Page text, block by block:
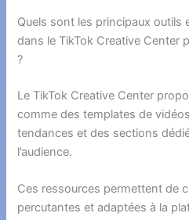
Quels sont les principaux outils
dans le TikTok Creative Center
?
Le TikTok Creative Center
comme des templates de
tendances et des sections
l’audience.
Ces ressources permettent de
percutantes et adaptées à la